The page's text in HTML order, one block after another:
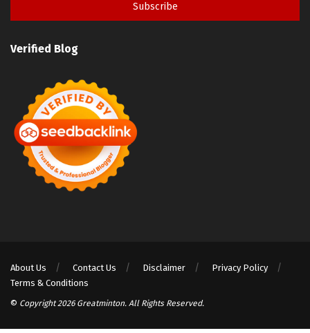
Subscribe
Verified Blog
About Us Contact Us Disclaimer
Privacy Policy
Terms & Conditions
© Copyright 2026 Greatminton. All Rights Reserved.